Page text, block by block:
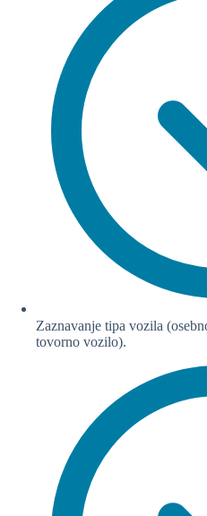
Zaznavanje tipa vozila
tovorno vozilo).